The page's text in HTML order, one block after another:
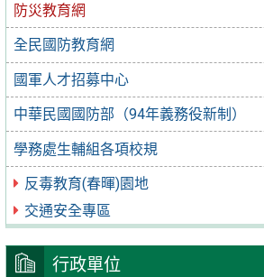
防災教育網
全民國防教育網
國軍人才招募中心
中華民國國防部（94年義務役新制）
學務處生輔組各項校規
反毒教育(春暉)園地
交通安全專區
行政單位